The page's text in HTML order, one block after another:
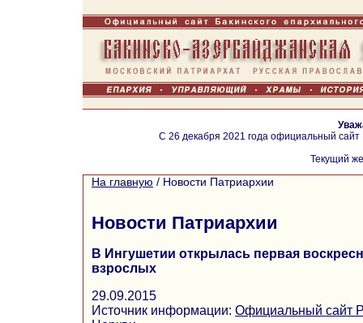
С 26 декабря 2021 года официальный
Текущий
На главную / Новости Патриархии
Новости Патриархии
В Ингушетии открылась первая
взрослых
29.09.2015
Источник информации: Официальный сайт